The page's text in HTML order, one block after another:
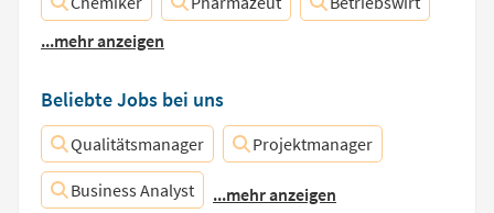
...mehr anzeigen
Beliebte Jobs bei uns
Qualitätsmanager Projektmanager
Business Analyst ...mehr anzeigen